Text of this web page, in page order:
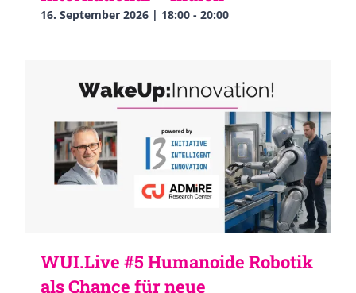
16. September 2026 | 18:00 - 20:00
WUI.Live #5 Humanoide Robotik
als Chance für neue